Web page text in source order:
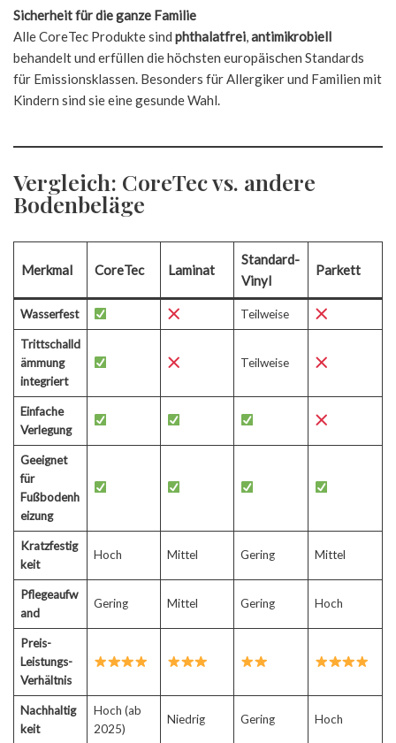
Sicherheit für die ganze Familie
Alle CoreTec Produkte sind phthalatfrei,antimikrobiell
behandelt und erfüllen die höchsten europäischen Standards
für Emissionsklassen. Besonders für Allergiker und Familien mit
Kindern sind sie eine gesunde Wahl.
Vergleich: CoreTec vs. andere
Bodenbeläge
Merkmal CoreTec Laminat
Standard-
Vinyl
Parkett
Wasserfest Teilweise
Trittschalld
ämmung
integriert
Teilweise
Einfache
Verlegung
Geeignet
für
Fußbodenh
eizung
Kratzfestig
keit
Hoch Mittel Gering Mittel
Pflegeaufw
and
Gering Mittel Gering Hoch
Preis-
Leistungs-
Verhältnis
Nachhaltig
keit
Hoch (ab
2025)
Niedrig Gering Hoch